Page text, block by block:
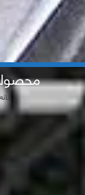
خانه